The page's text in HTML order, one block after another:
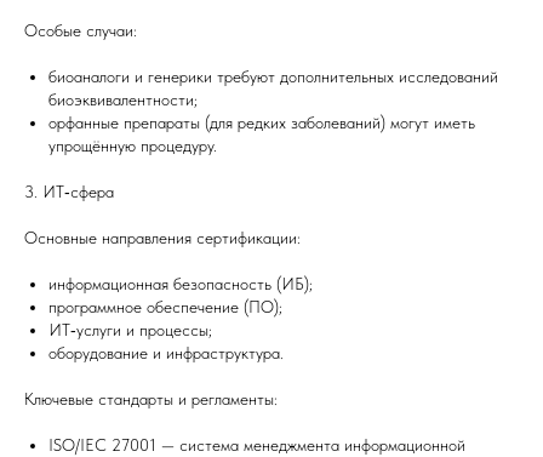
Особые случаи:
биоаналоги и генерики требуют дополнительных исследований
биоэквивалентности;
орфанные препараты (для редких заболеваний) могут иметь
упрощённую процедуру.
3. ИТ‑сфера
Основные направления сертификации:
информационная безопасность (ИБ);
программное обеспечение (ПО);
ИТ‑услуги и процессы;
оборудование и инфраструктура.
Ключевые стандарты и регламенты:
ISO/IEC 27001 — система менеджмента информационной